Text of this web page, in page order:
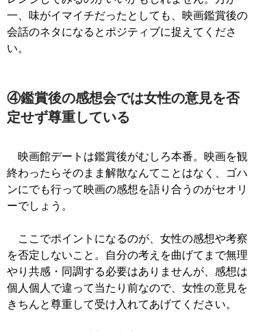
一、味がイマイチだったとしても、映画鑑賞後の
会話のネタになるとポジティブに捉えてくださ
い。
④鑑賞後の感想会では女性の意見を否
定せず尊重している
映画館デートは鑑賞後がむしろ本番。映画を観
終わったらそのまま解散なんてことはなく、ゴハ
ンにでも行って映画の感想を語り合うのがセオリ
ーでしょう。
ここでポイントになるのが、女性の感想や考察
を否定しないこと。自分の考えを曲げてまで無理
やり共感・同調する必要はありませんが、感想は
個人個人で違って当たり前なので、女性の意見を
きちんと尊重して受け入れてあげてください。